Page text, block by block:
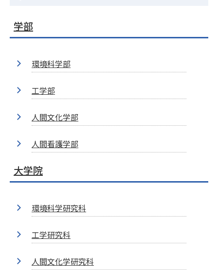
学部
環境科学部
工学部
人間文化学部
人間看護学部
大学院
環境科学研究科
工学研究科
人間文化学研究科